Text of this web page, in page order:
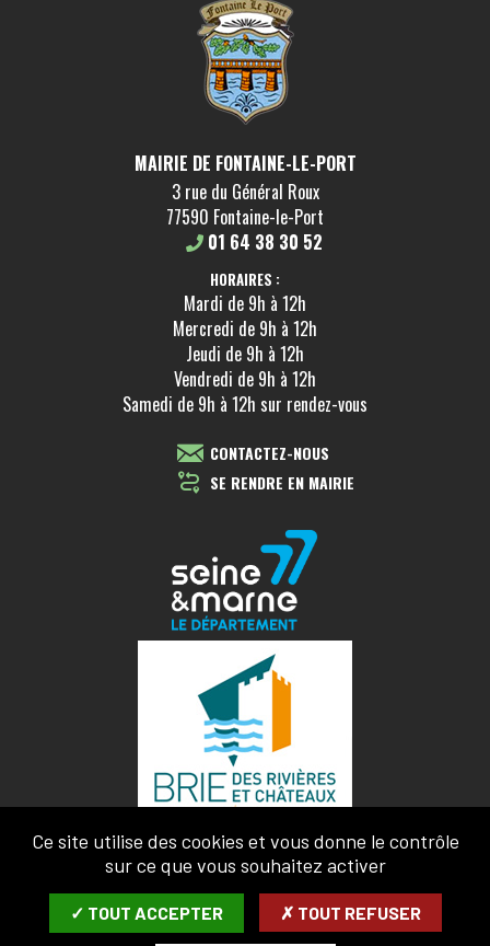
MAIRIE DE FONTAINE-LE-PORT
3 rue du Général Roux
77590 Fontaine-le-Port
01 64 38 30 52
HORAIRES :
Mardi de 9h à 12h
Mercredi de 9h à 12h
Jeudi de 9h à 12h
Vendredi de 9h à 12h
Samedi de 9h à 12h sur rendez-vous
CONTACTEZ-NOUS
SE RENDRE EN MAIRIE
MENTIONS LÉGALES
Ce site utilise des cookies et vous donne le contrôle
sur ce que vous souhaitez activer
✓ TOUT ACCEPTER ✗ TOUT REFUSER